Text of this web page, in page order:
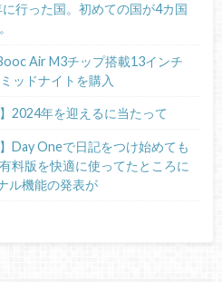
に行った国。初めての国が4カ国
Air M3チップ搭載13インチ
ッドナイトを購入
】2024年を迎えるに当たって
】Day Oneで日記をつけ始めても
料版を快適に使ってたところに
ル機能の発表が